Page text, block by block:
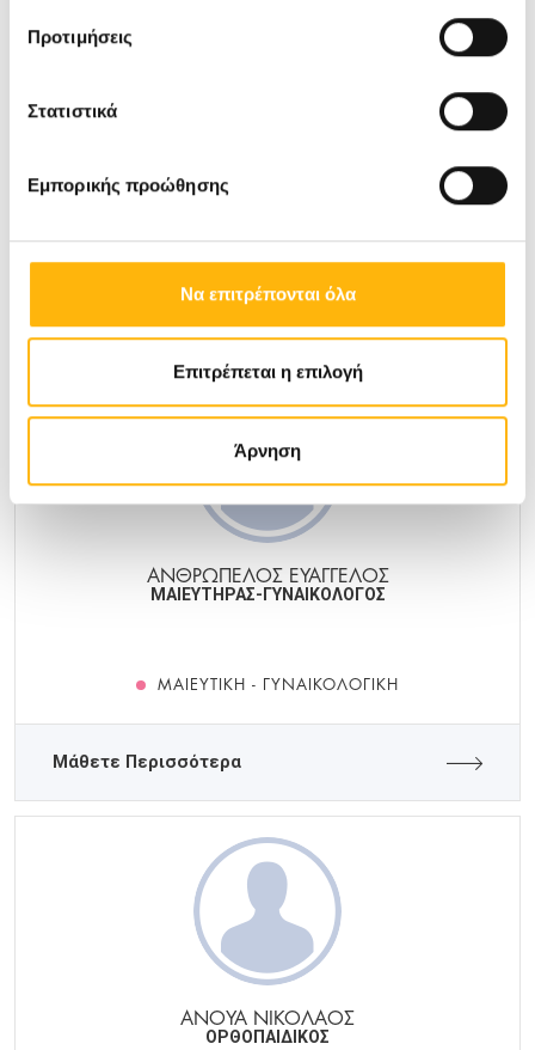
Προτιμήσεις
Στατιστικά
Εμπορικής προώθησης
Να επιτρέπονται όλα
Επιτρέπεται η επιλογή
Άρνηση
ΓΕΝΙΚΉ ΚΛΙΝΙΚΉ
ΑΝΘΡΩΠΕΛΟΣ ΕΥΑΓΓΕΛΟΣ
ΜΑΙΕΥΤΗΡΑΣ-ΓΥΝΑΙΚΟΛΟΓΟΣ
ΜΑΙΕΥΤΙΚΉ - ΓΥΝΑΙΚΟΛΟΓΙΚΉ
Μάθετε Περισσότερα
ΑΝΟΥΑ ΝΙΚΟΛΑΟΣ
ΟΡΘΟΠΑΙΔΙΚΟΣ